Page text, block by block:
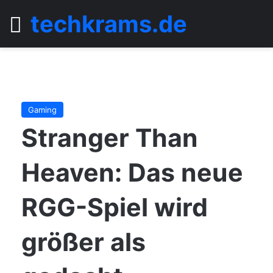
Menü
techkrams.de
Gaming
Stranger Than
Heaven: Das neue
RGG-Spiel wird
größer als